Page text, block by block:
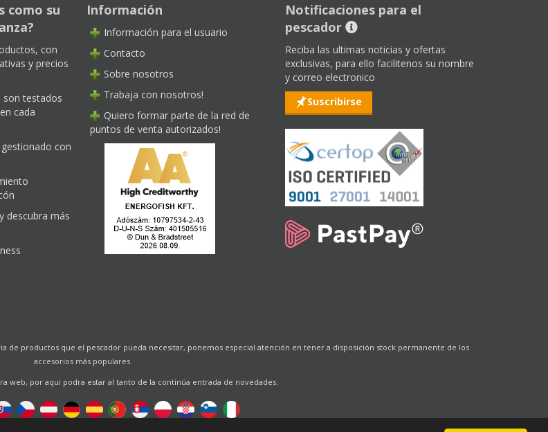
como su
con
y precios
testados
cada
con
descubra más
Información
Información para el usuario
Contacto
Sobre nosotros
Trabaja con nosotros!
Quiero formar parte de la red de
puntos de venta autorizados!
Notificaciones para el
pescador
Reciba las ultimas noticias y ofertas
exclusivas, para ello facilitenos su nombre
y correo electronico
Suscribirse
de productos que el pescador pueda necesitar, ponemos especial atención en tener a disposición stock permanente de los
accesorios más populares.
web, por aqui podra estar al tanto de la continúa entrada de novedades.